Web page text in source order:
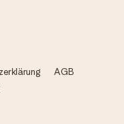
AGB